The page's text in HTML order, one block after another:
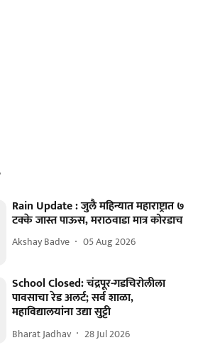
Rain Update : जुलै महिन्यात महाराष्ट्रात ७
टक्के जास्त पाऊस, मराठवाडा मात्र कोरडाच
Akshay Badve 05 Aug 2026
School Closed: चंद्रपूर-गडचिरोलीला
पावसाचा रेड अलर्ट; सर्व शाळा,
महाविद्यालयांना उद्या सुट्टी
Bharat Jadhav 28 Jul 2026